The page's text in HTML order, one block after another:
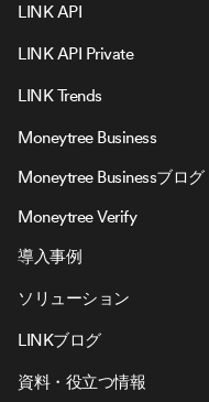
LINK API
LINK API Private
LINK Trends
Moneytree Business
Moneytree Businessブログ
Moneytree Verify
導入事例
ソリューション
LINKブログ
資料・役立つ情報